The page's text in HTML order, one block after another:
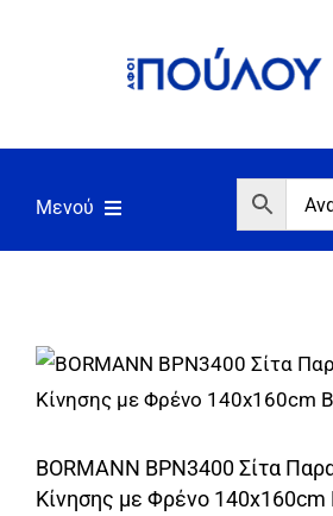
Μενού
Σπίτι/Κήπος/Αγροτικά
Γεννήτριες/Συγκόλληση
BORMANN BPN3400 Σίτα
Κίνησης με Φρένο 140x160cm